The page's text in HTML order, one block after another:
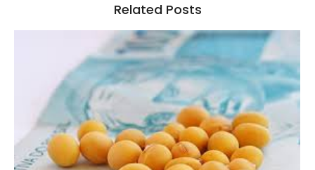
Related Posts